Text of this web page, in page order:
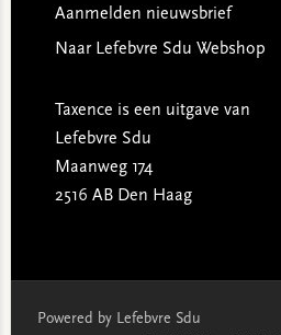
Aanmelden nieuwsbrief
Naar Lefebvre Sdu Webshop
Taxence is een uitgave van
Lefebvre Sdu
Maanweg 174
2516 AB Den Haag
Powered by Lefebvre Sdu